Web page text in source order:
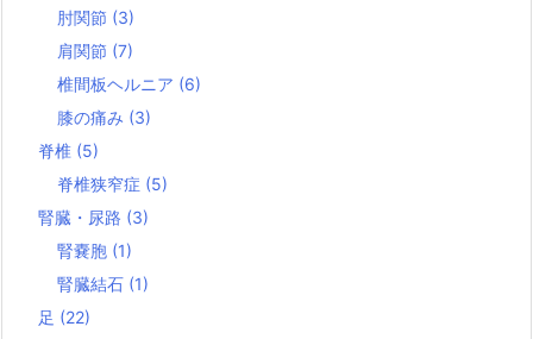
肘関節 (3)
肩関節 (7)
椎間板ヘルニア (6)
膝の痛み (3)
脊椎 (5)
脊椎狭窄症 (5)
腎臓・尿路 (3)
腎嚢胞 (1)
腎臓結石 (1)
足 (22)